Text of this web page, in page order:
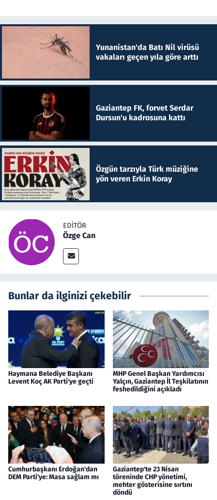
Yunanistan'da Batı Nil virüsü
vakaları geçen yıla göre arttı
Gaziantep FK, forvet Serdar
Dursun'u kadrosuna kattı
Özgün tarzıyla Türk müziğine
yön veren Erkin Koray
EDITÖR
Özge Can
Bunlar da ilginizi çekebilir
Haymana Belediye Başkanı
Levent Koç AK Parti'ye geçti
MHP Genel Başkan Yardımcısı
Yalçın, Gaziantep İl Teşkilatının
feshedildiğini açıkladı
Cumhurbaşkanı Erdoğan'dan
DEM Parti'ye: Masa sağlam mı
Gaziantep'te 23 Nisan
töreninde CHP yönetimi,
mehter gösterisine sırtını
döndü